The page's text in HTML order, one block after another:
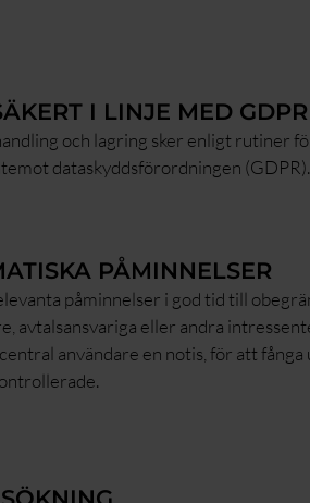
I LINJE MED GDPR
och lagring sker enligt rutiner
dataskyddsförordningen (GDPR).
PÅMINNELSER
påminnelser i god tid till
avtalsansvariga eller andra
användare en notis, för att fånga